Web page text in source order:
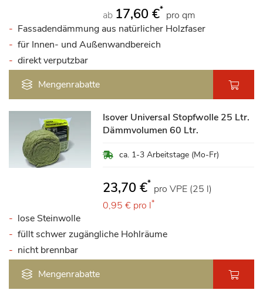
ab 17,60 €* pro qm
Fassadendämmung aus natürlicher Holzfaser
für Innen- und Außenwandbereich
direkt verputzbar
Mengenrabatte
Isover Universal Stopfwolle 25 Ltr.
Dämmvolumen 60 Ltr.
ca. 1-3 Arbeitstage (Mo-Fr)
23,70 €* pro VPE (25 l)
0,95 € pro l*
lose Steinwolle
füllt schwer zugängliche Hohlräume
nicht brennbar
Mengenrabatte